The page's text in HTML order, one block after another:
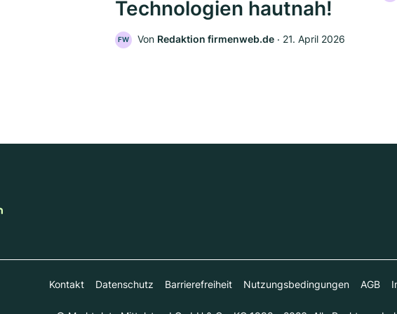
Technologien hautnah!
FW Von Redaktion firmenweb.de ‧ 21. April 2026
Kontakt Datenschutz Barrierefreiheit Nutzungsbedingungen AGB